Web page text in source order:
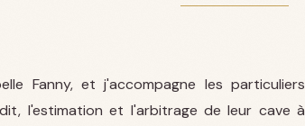
Fanny, et j'accompagne les particuliers
l'estimation et l'arbitrage de leur cave à